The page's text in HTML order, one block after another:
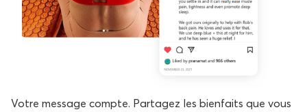
Votre message compte. Partagez les bienfaits que vous